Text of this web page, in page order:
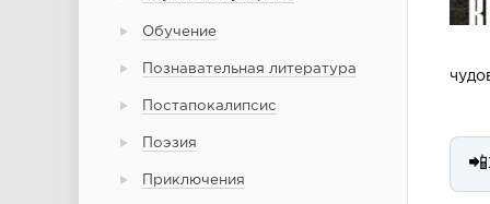
Обучение
Познавательная литература
Постапокалипсис
Поэзия
Приключения
📲